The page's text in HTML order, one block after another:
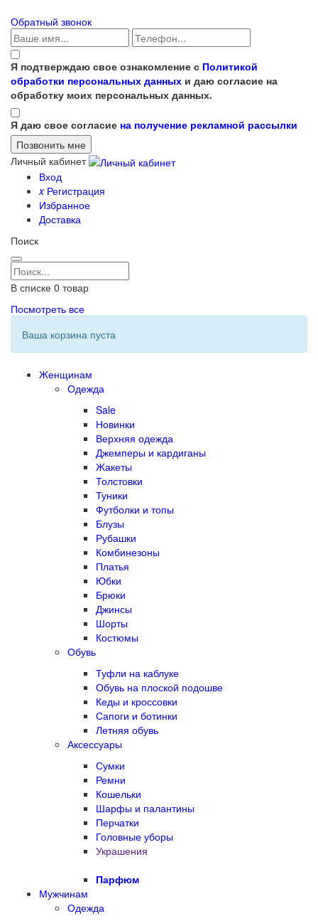
Обратный звонок
Я подтверждаю свое ознакомление с Политикой
обработки персональных данных и даю согласие на
обработку моих персональных данных.
Я даю свое согласие на получение рекламной рассылки
Личный кабинет
Вход
xРегистрация
Избранное
Доставка
Поиск
В списке 0 товар
Посмотреть все
Ваша корзина пуста
Женщинам
Одежда
Sale
Новинки
Верхняя одежда
Джемперы и кардиганы
Жакеты
Толстовки
Туники
Футболки и топы
Блузы
Рубашки
Комбинезоны
Платья
Юбки
Брюки
Джинсы
Шорты
Костюмы
Обувь
Туфли на каблуке
Обувь на плоской подошве
Кеды и кроссовки
Сапоги и ботинки
Летняя обувь
Аксессуары
Сумки
Ремни
Кошельки
Шарфы и палантины
Перчатки
Головные уборы
Украшения
Парфюм
Мужчинам
Одежда